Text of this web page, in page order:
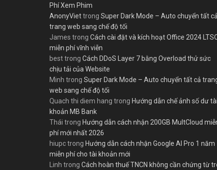
Phí Xem Phim
AnonyViettrong Super Dark Mode – Auto chuyển tất cả
trang web sang chế độ tối
James trong Cách cài đặt và kích hoạt Office 2024
miễn phí vĩnh viễn
besttrong Cách DDoS Layer 7 bằng Overload thử sức
chịu tải của Website
Minh trong Super Dark Mode – Auto chuyển tất cả
web sang chế độ tối
Quach thi diem hang trong Hướng dẫn chế ảnh số dư tài
khoản MB Bank
Thái trong Hướng dẫn cách nhận 200GB MultCloud
phí mới nhất 2026
hiupctrong Hướng dẫn cách nhận Google AI Pro 1 năm
miễn phí cho tài khoản mới
Linh trong Cách hoàn thuế TNCN không cần chứng từ